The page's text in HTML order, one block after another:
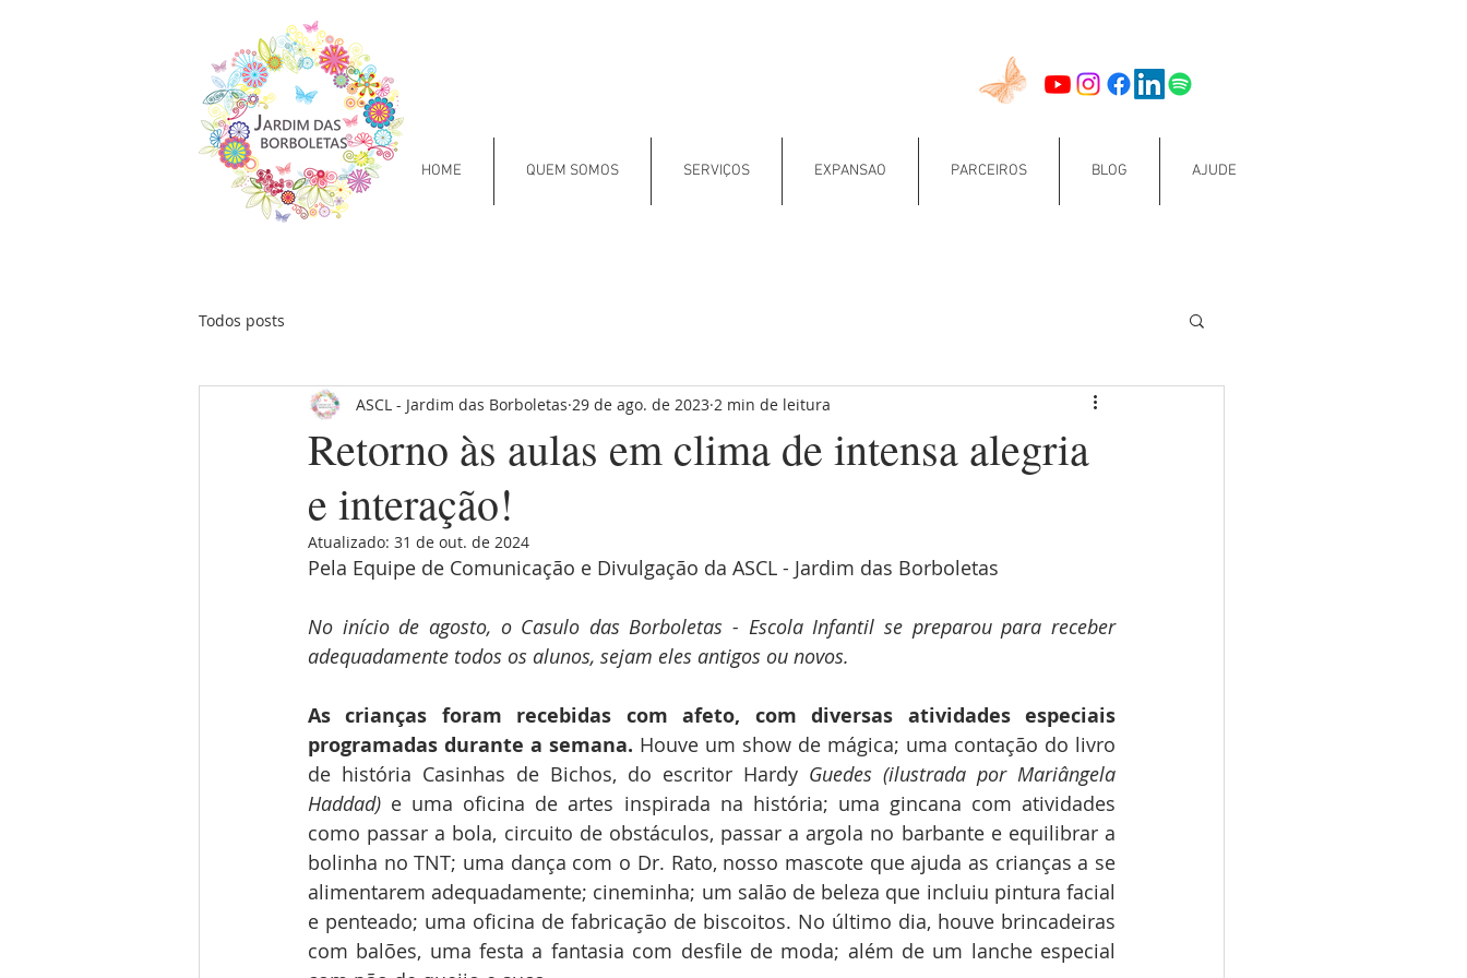
HOME QUEM SOMOS SERVIÇOS EXPANSAO PARCEIROS BLOG AJUDE
Todos posts
Retorno às aulas em clima de intensa alegria
e interação!
ASCL - Jardim das Borboletas 29 de ago. de 2023 2 min de leitura
Atualizado: 31 de out. de 2024
Pela Equipe de Comunicação e Divulgação da ASCL - Jardim das Borboletas
No início de agosto, o Casulo das Borboletas - Escola Infantil se preparou para receber
adequadamente todos os alunos, sejam eles antigos ou novos.
As crianças foram recebidas com afeto, com diversas atividades especiais
programadas durante a semana. Houve um show de mágica; uma contação do livro
de história Casinhas de Bichos, do escritor Hardy Guedes (ilustrada por Mariângela
Haddad) e uma oficina de artes inspirada na história; uma gincana com atividades
como passar a bola, circuito de obstáculos, passar a argola no barbante e equilibrar a
bolinha no TNT; uma dança com o Dr. Rato, nosso mascote que ajuda as crianças a se
alimentarem adequadamente; cineminha; um salão de beleza que incluiu pintura facial
e penteado; uma oficina de fabricação de biscoitos. No último dia, houve brincadeiras
com balões, uma festa a fantasia com desfile de moda; além de um lanche especial